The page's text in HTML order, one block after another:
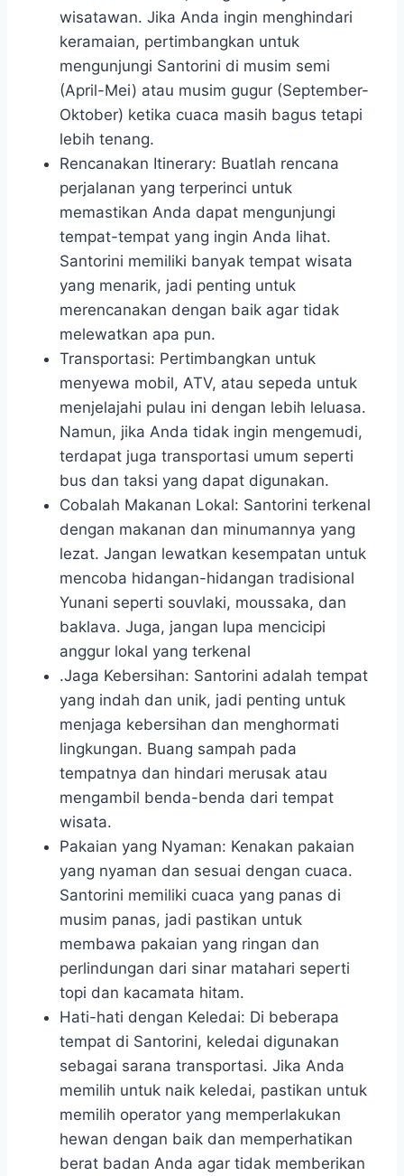
wisatawan. Jika Anda ingin menghindari
keramaian, pertimbangkan untuk
mengunjungi Santorini di musim semi
(April-Mei) atau musim gugur (September-
Oktober) ketika cuaca masih bagus tetapi
lebih tenang.
Rencanakan Itinerary: Buatlah rencana
perjalanan yang terperinci untuk
memastikan Anda dapat mengunjungi
tempat-tempat yang ingin Anda lihat.
Santorini memiliki banyak tempat wisata
yang menarik, jadi penting untuk
merencanakan dengan baik agar tidak
melewatkan apa pun.
Transportasi: Pertimbangkan untuk
menyewa mobil, ATV, atau sepeda untuk
menjelajahi pulau ini dengan lebih leluasa.
Namun, jika Anda tidak ingin mengemudi,
terdapat juga transportasi umum seperti
bus dan taksi yang dapat digunakan.
Cobalah Makanan Lokal: Santorini terkenal
dengan makanan dan minumannya yang
lezat. Jangan lewatkan kesempatan untuk
mencoba hidangan-hidangan tradisional
Yunani seperti souvlaki, moussaka, dan
baklava. Juga, jangan lupa mencicipi
anggur lokal yang terkenal
.Jaga Kebersihan: Santorini adalah tempat
yang indah dan unik, jadi penting untuk
menjaga kebersihan dan menghormati
lingkungan. Buang sampah pada
tempatnya dan hindari merusak atau
mengambil benda-benda dari tempat
wisata.
Pakaian yang Nyaman: Kenakan pakaian
yang nyaman dan sesuai dengan cuaca.
Santorini memiliki cuaca yang panas di
musim panas, jadi pastikan untuk
membawa pakaian yang ringan dan
perlindungan dari sinar matahari seperti
topi dan kacamata hitam.
Hati-hati dengan Keledai: Di beberapa
tempat di Santorini, keledai digunakan
sebagai sarana transportasi. Jika Anda
memilih untuk naik keledai, pastikan untuk
memilih operator yang memperlakukan
hewan dengan baik dan memperhatikan
berat badan Anda agar tidak memberikan